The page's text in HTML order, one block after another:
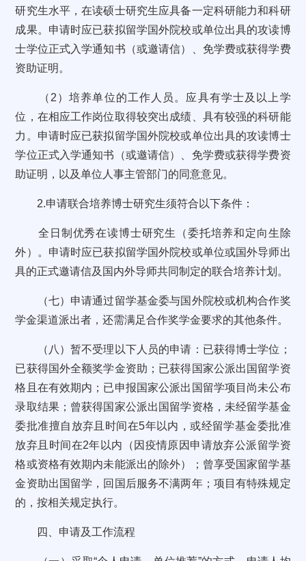
研究生水平，在读硕士研究生应具备一定科研能力和科研
成果。申请时应已获拟留学国外院校或单位出具的攻读博
士学位正式入学通知书（或邀请信）、免学费或获得学费
资助证明。
（2）培养单位的工作人员。应具有学士及以上学
位，在相应工作岗位取得较突出成绩、具有较强的科研能
力。申请时应已获拟留学国外院校或单位出具的攻读博士
学位正式入学通知书（或邀请信）、免学费或获得学费资
助证明，以及单位人事主管部门的同意意见。
2.申请联合培养博士研究生须符合以下条件：
全日制优秀在读博士研究生（委托培养和定向生除
外）。申请时应已获拟留学国外院校或单位或国外导师出
具的正式邀请信及国内外导师共同制定的联合培养计划。
（七）申请通过留学基金委与国外院校或机构合作奖
学金渠道派出者，还需满足合作奖学金要求的其他条件。
（八）暂不受理以下人员的申请：已获得博士学位；
已获得国外全额奖学金资助；已获得国家公派出国留学资
格且在有效期内；已申报国家公派出国留学项目尚未公布
录取结果；曾获得国家公派出国留学资格，未经留学基金
委批准擅自放弃且时间在5年以内，或经留学基金委批准
放弃且时间在2年以内（因疫情原因申请放弃公派留学资
格或资格有效期内未能派出的除外）；曾享受国家留学基
金资助出国留学，回国后服务不满两年；项目有特殊规定
的，按相关规定执行。
四、申请及工作流程